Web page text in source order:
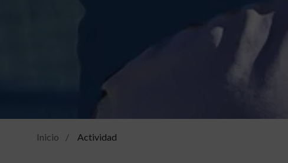
Inicio Actividad